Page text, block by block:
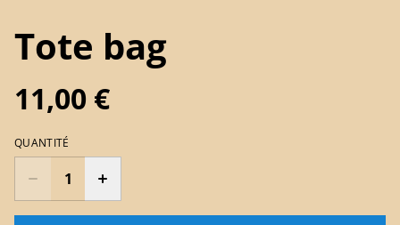
Tote bag
11,00 €
QUANTITÉ